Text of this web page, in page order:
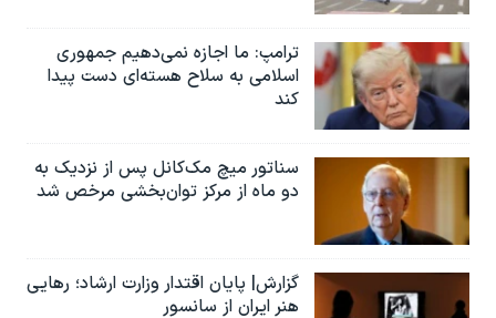
ترامپ: ما اجازه نمی‌دهیم جمهوری
اسلامی به سلاح هسته‌ای دست پیدا
کند
سناتور میچ مک‌کانل پس از نزدیک به
دو ماه از مرکز توان‌بخشی مرخص شد
گزارش| پایان اقتدار وزارت ارشاد؛ رهایی
هنر ایران از سانسور